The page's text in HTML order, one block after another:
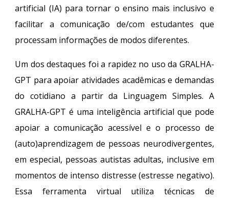
artificial (IA) para tornar o ensino mais inclusivo e
facilitar a comunicação de/com estudantes que
processam informações de modos diferentes.
Um dos destaques foi a rapidez no uso da GRALHA-
GPT para apoiar atividades acadêmicas e demandas
do cotidiano a partir da Linguagem Simples. A
GRALHA-GPT é uma inteligência artificial que pode
apoiar a comunicação acessível e o processo de
(auto)aprendizagem de pessoas neurodivergentes,
em especial, pessoas autistas adultas, inclusive em
momentos de intenso distresse (estresse negativo).
Essa ferramenta virtual utiliza técnicas de